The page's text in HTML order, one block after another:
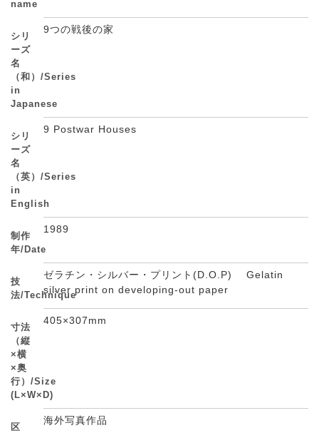
name
シリ
ーズ
名
（和）/Series
in
Japanese
9つの戦後の家
シリ
ーズ
名
（英）/Series
in
English
9 Postwar Houses
制作
年/Date
1989
技
法/Technique
ゼラチン・シルバー・プリント(D.O.P) Gelatin
silver print on developing-out paper
寸法
（縦
×横
×奥
行）/Size
(L×W×D)
405×307mm
区
海外写真作品